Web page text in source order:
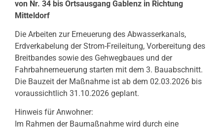
von Nr. 34 bis Ortsausgang Gablenz in Richtung
Mitteldorf
Die Arbeiten zur Erneuerung des Abwasserkanals,
Erdverkabelung der Strom-Freileitung, Vorbereitung des
Breitbandes sowie des Gehwegbaues und der
Fahrbahnerneuerung starten mit dem 3. Bauabschnitt.
Die Bauzeit der Maßnahme ist ab dem 02.03.2026 bis
voraussichtlich 31.10.2026 geplant.
Hinweis für Anwohner:
Im Rahmen der Baumaßnahme wird durch eine